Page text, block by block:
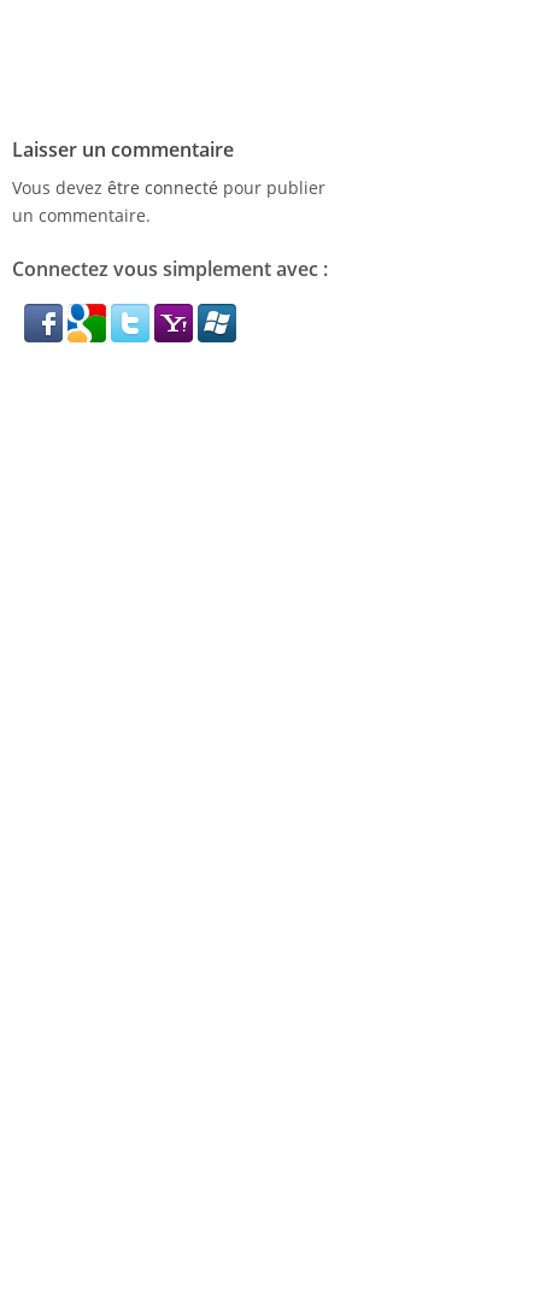
Laisser un commentaire
Vous devez être connecté pour publier
un commentaire.
Connectez vous simplement avec :